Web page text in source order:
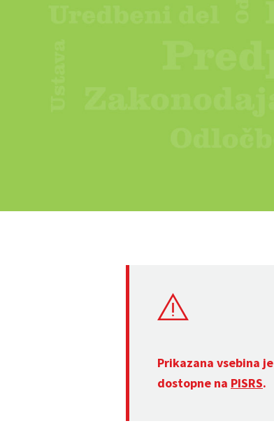
Prikazana vsebina
dostopne na PISRS.